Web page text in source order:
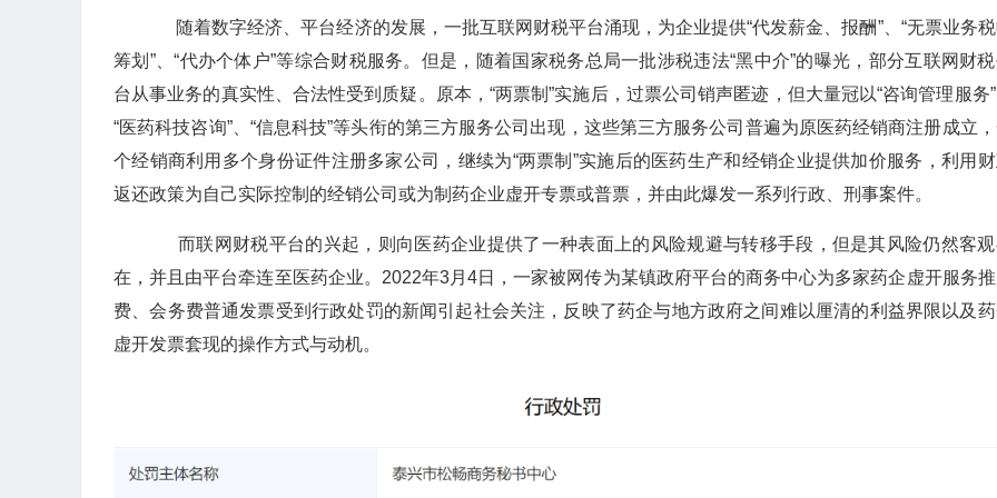
随着数字经济、平台经济的发展，一批互联网财税平台涌现，为企业提供“代发薪金、报酬”、“无票业务
筹划”、“代办个体户”等综合财税服务。但是，随着国家税务总局一批涉税违法“黑中介”的曝光，部分互联网财
台从事业务的真实性、合法性受到质疑。原本，“两票制”实施后，过票公司销声匿迹，但大量冠以“咨询管理服务”
“医药科技咨询”、“信息科技”等头衔的第三方服务公司出现，这些第三方服务公司普遍为原医药经销商注册成立
个经销商利用多个身份证件注册多家公司，继续为“两票制”实施后的医药生产和经销企业提供加价服务，利用
返还政策为自己实际控制的经销公司或为制药企业虚开专票或普票，并由此爆发一系列行政、刑事案件。
而联网财税平台的兴起，则向医药企业提供了一种表面上的风险规避与转移手段，但是其风险仍然客
在，并且由平台牵连至医药企业。2022年3月4日，一家被网传为某镇政府平台的商务中心为多家药企虚开服务
费、会务费普通发票受到行政处罚的新闻引起社会关注，反映了药企与地方政府之间难以厘清的利益界限以及
虚开发票套现的操作方式与动机。